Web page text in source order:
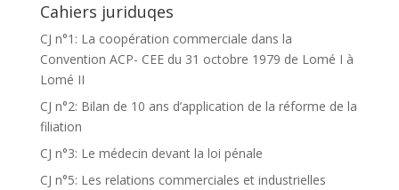
Cahiers juriduqes
CJ n°1: La coopération commerciale dans la
Convention ACP- CEE du 31 octobre 1979 de Lomé I à
Lomé II
CJ n°2: Bilan de 10 ans d’application de la réforme de la
filiation
CJ n°3: Le médecin devant la loi pénale
CJ n°5: Les relations commerciales et industrielles